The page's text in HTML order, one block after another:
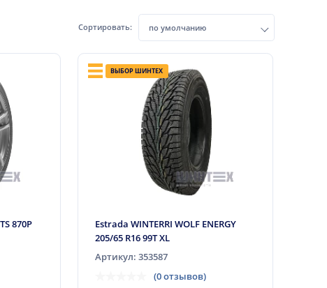
Сортировать: по умолчанию
870P
ВЫБОР ШИНТЕХ
Estrada WINTERRI WOLF ENERGY
205/65 R16 99T XL
Артикул: 353587
(0 отзывов)